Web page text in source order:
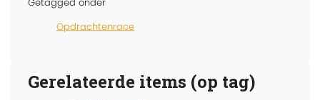
Getagged onder
Opdrachtenrace
Gerelateerde items (op tag)